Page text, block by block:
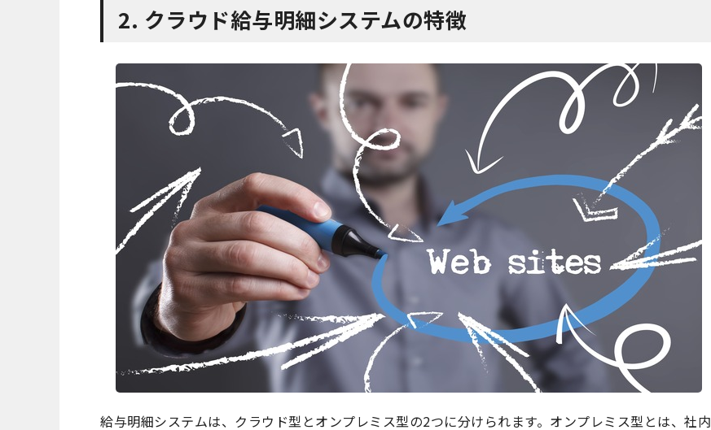
2. クラウド給与明細システムの特徴
給与明細システムは、クラウド型とオンプレミス型の2つに分けられます。オンプレミス型とは、社内